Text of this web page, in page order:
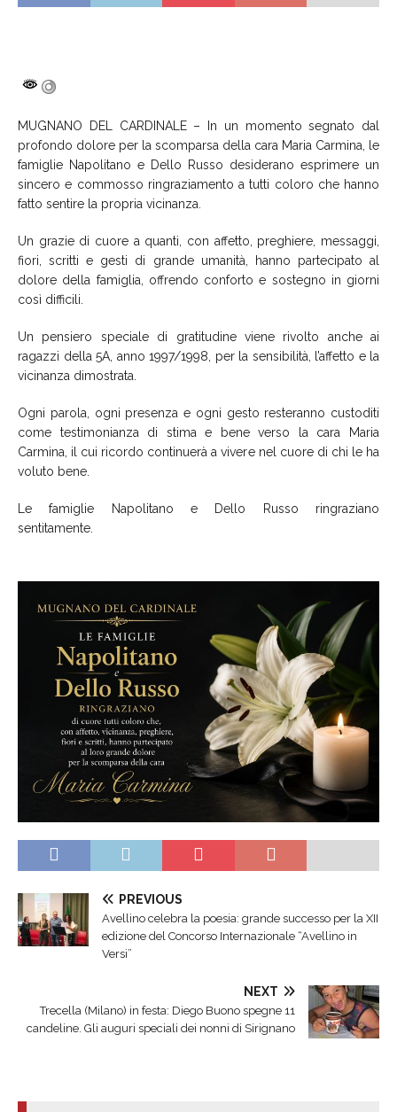
MUGNANO DEL CARDINALE – In un momento segnato dal
profondo dolore per la scomparsa della cara Maria Carmina, le
famiglie Napolitano e Dello Russo desiderano esprimere un
sincero e commosso ringraziamento a tutti coloro che hanno
fatto sentire la propria vicinanza.
Un grazie di cuore a quanti, con affetto, preghiere, messaggi,
fiori, scritti e gesti di grande umanità, hanno partecipato al
dolore della famiglia, offrendo conforto e sostegno in giorni
così difficili.
Un pensiero speciale di gratitudine viene rivolto anche ai
ragazzi della 5A, anno 1997/1998, per la sensibilità, l’affetto e la
vicinanza dimostrata.
Ogni parola, ogni presenza e ogni gesto resteranno custoditi
come testimonianza di stima e bene verso la cara Maria
Carmina, il cui ricordo continuerà a vivere nel cuore di chi le ha
voluto bene.
Le famiglie Napolitano e Dello Russo ringraziano
sentitamente.
PREVIOUS
Avellino celebra la poesia: grande successo per la XII
edizione del Concorso Internazionale “Avellino in
Versi”
NEXT
Trecella (Milano) in festa: Diego Buono spegne 11
candeline. Gli auguri speciali dei nonni di Sirignano